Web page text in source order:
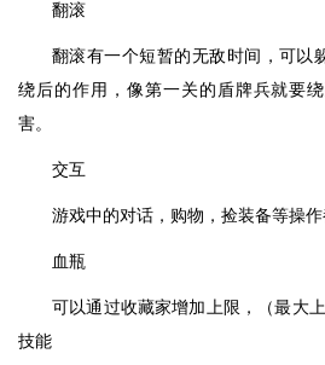
翻滚
翻滚有一个短暂的无敌时间，可以
绕后的作用，像第一关的盾牌兵就要
害。
交互
游戏中的对话，购物，捡装备等操作
血瓶
可以通过收藏家增加上限，（最大
技能